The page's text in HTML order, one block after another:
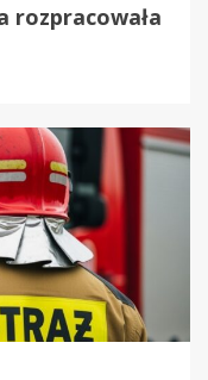
rozpracowała